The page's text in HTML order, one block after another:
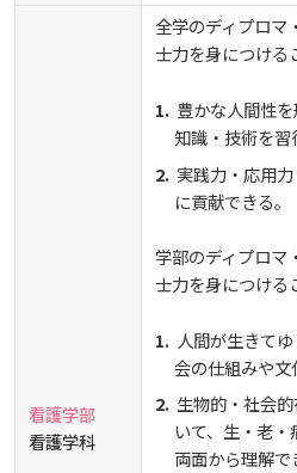
看護学部
看護学科
全学のディプロマ
士力を身につける
豊かな人間性
知識・技術を習
実践力・応用
に貢献できる。
学部のディプロマ
士力を身につける
人間が生きて
会の仕組みや文
生物的・社会
いて、生・老
両面から理解で